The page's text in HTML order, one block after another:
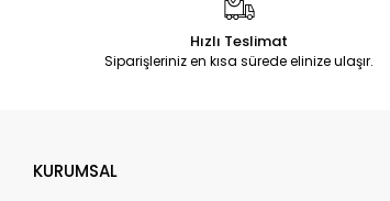
Hızlı Teslimat
Siparişleriniz en kısa sürede elinize ulaşır.
KURUMSAL